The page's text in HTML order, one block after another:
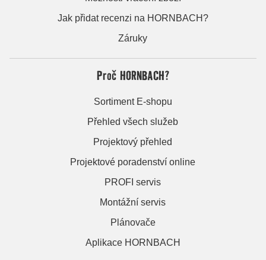
Jak přidat recenzi na HORNBACH?
Záruky
Proč HORNBACH?
Sortiment E-shopu
Přehled všech služeb
Projektový přehled
Projektové poradenství online
PROFI servis
Montážní servis
Plánovače
Aplikace HORNBACH